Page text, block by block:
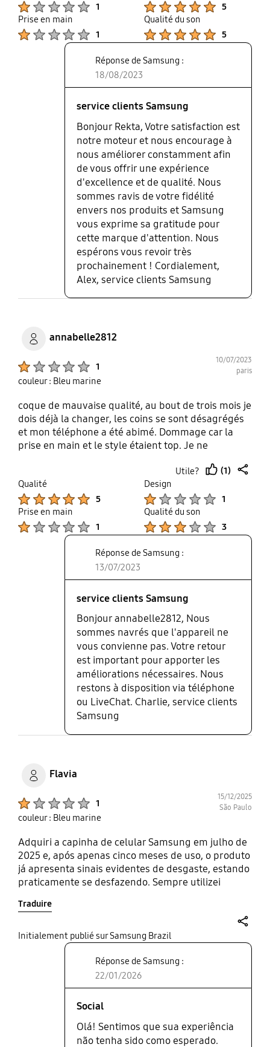
1
5
Prise en main
1
Qualité du son
5
Réponse de Samsung :
18/08/2023
service clients Samsung
Bonjour Rekta, Votre satisfaction est
notre moteur et nous encourage à
nous améliorer constamment afin
de vous offrir une expérience
d'excellence et de qualité. Nous
sommes ravis de votre fidélité
envers nos produits et Samsung
vous exprime sa gratitude pour
cette marque d'attention. Nous
espérons vous revoir très
prochainement ! Cordialement,
Alex, service clients Samsung
annabelle2812
1
10/07/2023
paris
couleur : Bleu marine
coque de mauvaise qualité, au bout de trois mois je
dois déjà la changer, les coins se sont désagrégés
et mon téléphone a été abimé. Dommage car la
prise en main et le style étaient top. Je ne
Utile?
up
(1)
Qualité
5
Design
1
Prise en main
1
Qualité du son
3
Réponse de Samsung :
13/07/2023
service clients Samsung
Bonjour annabelle2812, Nous
sommes navrés que l'appareil ne
vous convienne pas. Votre retour
est important pour apporter les
améliorations nécessaires. Nous
restons à disposition via téléphone
ou LiveChat. Charlie, service clients
Samsung
Flavia
1
15/12/2025
São Paulo
couleur : Bleu marine
Adquiri a capinha de celular Samsung em julho de
2025 e, após apenas cinco meses de uso, o produto
já apresenta sinais evidentes de desgaste, estando
praticamente se desfazendo. Sempre utilizei
enfrentado esse tipo de problema. Diante dessa
confiabilidade e a qualidade dos produtos
atualmente oferecidos pela marca.
Traduire
Initialement publié sur Samsung Brazil
Réponse de Samsung :
22/01/2026
Social
Olá! Sentimos que sua experiência
não tenha sido como esperado.